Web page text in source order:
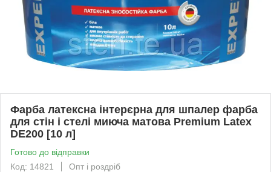
Фарба латексна інтерєрна для шпалер фарба
для стін і стелі миюча матова Premium Latex
DЕ200 [10 л]
Готово до відправки
Код: 14821
Опт і роздріб